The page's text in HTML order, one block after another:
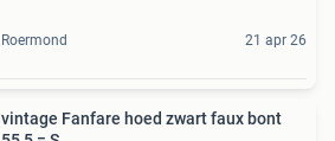
Roermond 21 apr 26
vintage Fanfare hoed zwart faux bont